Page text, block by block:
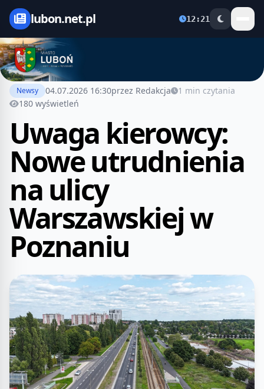
lubon.net.pl 12:21
Newsy 04.07.2026 16:30przez Redakcja
1 min czytania
180 wyświetleń
Uwaga kierowcy:
Nowe utrudnienia
na ulicy
Warszawskiej w
Poznaniu